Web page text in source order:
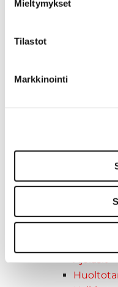
Mieltymykset
Tilastot
Markkinointi
2027